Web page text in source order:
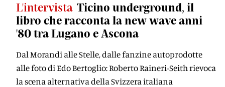
L'intervista Ticino underground, il
libro che racconta la new wave anni
'80 tra Lugano e Ascona
Dal Morandi alle Stelle, dalle fanzine autoprodotte
alle foto di Edo Bertoglio: Roberto Raineri-Seith rievoca
la scena alternativa della Svizzera italiana